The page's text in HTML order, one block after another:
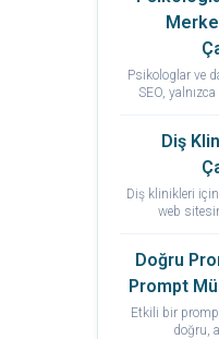
Psikologlar ve
SEO, yalnızca
Diş
Diş klinikleri için
web
Doğru
Prompt
Etkili bir
doğru,